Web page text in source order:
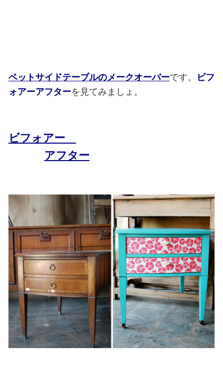
ベットサイドテーブルのメークオーバーです。
ビフ
ォアーアフターを見てみましょ。
ビフォアー
アフター